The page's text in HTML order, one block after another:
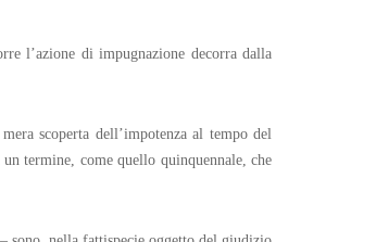
l’azione di impugnazione decorra dalla
scoperta dell’impotenza al tempo del
termine, come quello quinquennale, che